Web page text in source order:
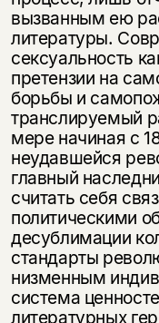
вызванным ею
литературы.
сексуальность
претензии на
борьбы и
транслируемый
мере начиная с
неудавшейся
главный
считать себя
политическими
десублимации
стандарты
низменным
система
литературных